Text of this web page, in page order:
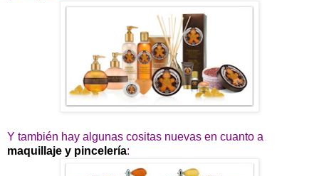
Y también hay algunas cositas nuevas en cuanto a
maquillaje y pincelería: